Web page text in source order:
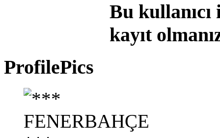
Bu
kayıt
ProfilePics